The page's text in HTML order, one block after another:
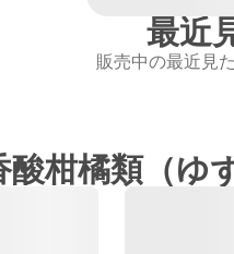
最近
販売中の最近見
酸柑橘類（ゆ